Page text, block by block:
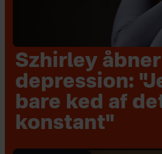
Szhirley
depression:
bare ked af
konstant"